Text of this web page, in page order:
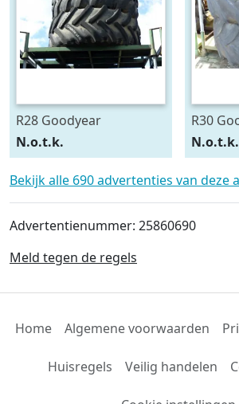
R28 Goodyear
540/75R28
N.o.t.k.
R30
600/
N.o.t.k.
Bekijk alle 690 advertenties van deze
Advertentienummer: 25860690
Meld tegen de regels
Home Algemene voorwaarden
Huisregels Veilig handelen